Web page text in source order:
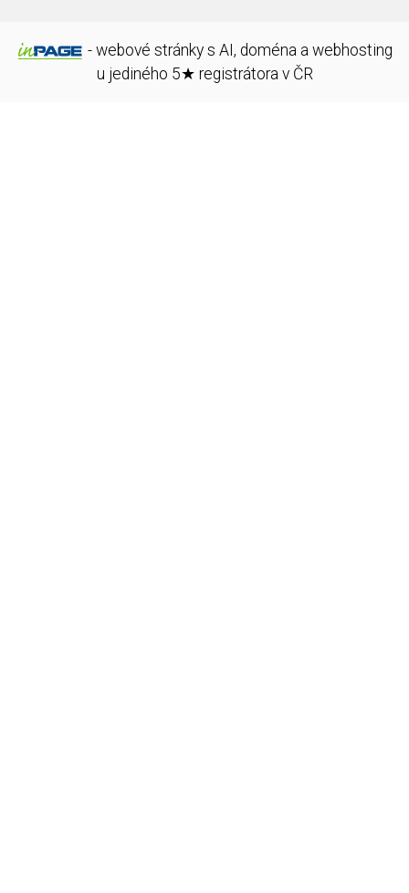
- webové stránky s AI, doména a webhosting
u jediného 5★ registrátora v ČR